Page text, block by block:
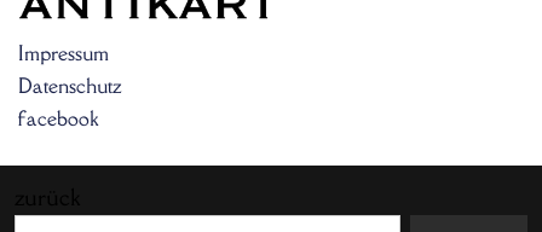
Impressum
Datenschutz
facebook